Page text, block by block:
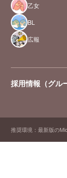
乙女
BL
広報
採用情報（グル
推奨環境：最新版の